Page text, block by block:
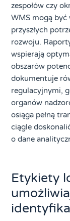
zespołów czy
WMS mogą
przyszłych
rozwoju.
wspierają
obszarów
dokumentuje
regulacyjnymi,
organów
osiąga pełną
ciągle
o dane
Etykiety